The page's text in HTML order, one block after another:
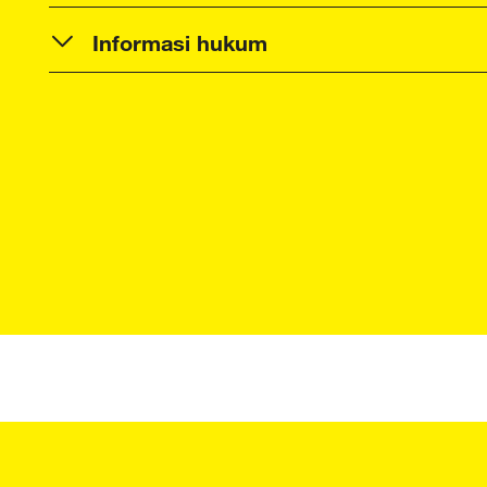
Informasi hukum